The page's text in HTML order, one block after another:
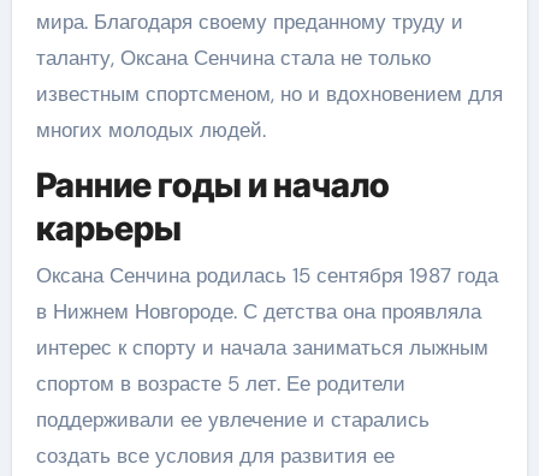
мира. Благодаря своему преданному труду и
таланту, Оксана Сенчина стала не только
известным спортсменом, но и вдохновением для
многих молодых людей.
Ранние годы и начало
карьеры
Оксана Сенчина родилась 15 сентября 1987 года
в Нижнем Новгороде. С детства она проявляла
интерес к спорту и начала заниматься лыжным
спортом в возрасте 5 лет. Ее родители
поддерживали ее увлечение и старались
создать все условия для развития ее